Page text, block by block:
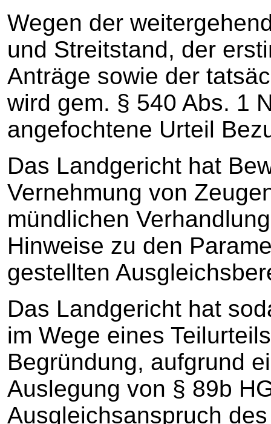
Wegen der
und Streitstand, der
Anträge sowie der
wird gem. § 540 Abs. 1
angefochtene Urteil
Das Landgericht hat
Vernehmung von
mündlichen
Hinweise zu den
gestellten
Das Landgericht hat
im Wege eines
Begründung, aufgrund
Auslegung von § 89b
Ausgleichsanspruch